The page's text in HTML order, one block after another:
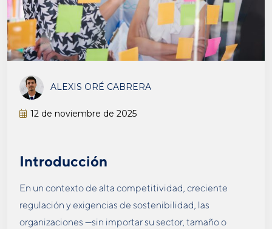
ALEXIS ORÉ CABRERA
12 de noviembre de 2025
Introducción
En un contexto de alta competitividad, creciente
regulación y exigencias de sostenibilidad, las
organizaciones —sin importar su sector, tamaño o